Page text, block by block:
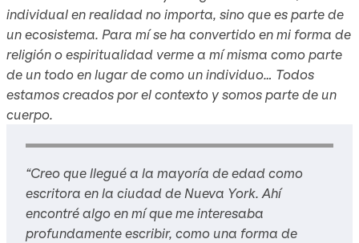
individual en realidad no importa, sino que es parte de
un ecosistema. Para mí se ha convertido en mi forma de
religión o espiritualidad verme a mí misma como parte
de un todo en lugar de como un individuo… Todos
estamos creados por el contexto y somos parte de un
cuerpo.
“Creo que llegué a la mayoría de edad como
escritora en la ciudad de Nueva York. Ahí
encontré algo en mí que me interesaba
profundamente escribir, como una forma de